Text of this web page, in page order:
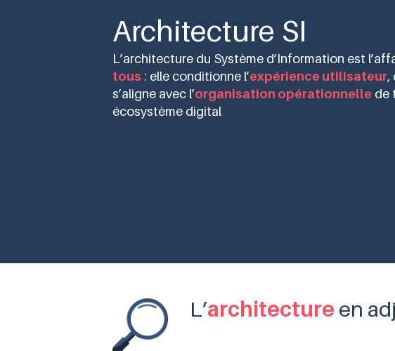
Architecture SI
L’architecture du Système d’Information est
tous : elle conditionne l’expérience utilisateur,
s’aligne avec l’organisation opérationnelle de
écosystème digital
L’architecture en